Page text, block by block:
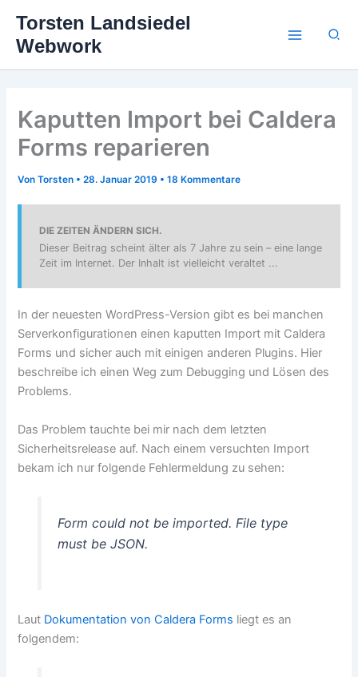
Inhalt
springen
Torsten Landsiedel
Webwork
Kaputten Import bei Caldera
Forms reparieren
VonTorsten •28. Januar 2019 •18 Kommentare
DIE ZEITEN ÄNDERN SICH.
Dieser Beitrag scheint älter als 7 Jahre zu sein – eine lange
Zeit im Internet. Der Inhalt ist vielleicht veraltet ...
In der neuesten WordPress-Version gibt es bei manchen
Serverkonfigurationen einen kaputten Import mit Caldera
Forms und sicher auch mit einigen anderen Plugins. Hier
beschreibe ich einen Weg zum Debugging und Lösen des
Problems.
Das Problem tauchte bei mir nach dem letzten
Sicherheitsrelease auf. Nach einem versuchten Import
bekam ich nur folgende Fehlermeldung zu sehen:
Form could not be imported. File type
must be JSON.
Laut Dokumentation von Caldera Forms liegt es an
folgendem: